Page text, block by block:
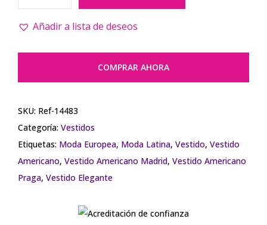
Añadir a lista de deseos
COMPRAR AHORA
SKU: Ref-14483
Categoría: Vestidos
Etiquetas: Moda Europea, Moda Latina, Vestido, Vestido
Americano, Vestido Americano Madrid, Vestido Americano
Praga, Vestido Elegante